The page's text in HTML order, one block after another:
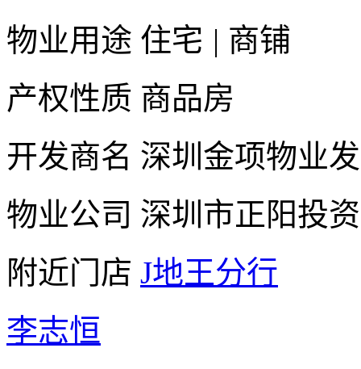
物业用途 住宅 | 商铺
产权性质 商品房
开发商名 深圳金项物业
物业公司 深圳市正阳投
附近门店 J地王分行
李志恒